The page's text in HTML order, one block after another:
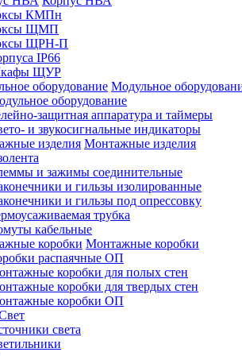
КМПн
ЩМП
ЩРН-П
IP66
ЩУР
Модульное
оборудование
защитная аппаратура и таймеры
и звукосигнальные индикаторы
Монтажные изделия
и зажимы соединительные
и гильзы изолированные
и гильзы под опрессовку
трубка
кабельные
Монтажные коробки
распаячные ОП
коробки для полых стен
коробки для твердых стен
коробки ОП
света